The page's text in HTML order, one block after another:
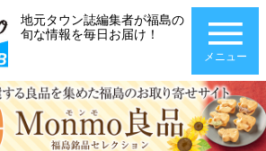
地元タウン誌編集者が福島の
旬な情報を毎日お届け！
メニュー